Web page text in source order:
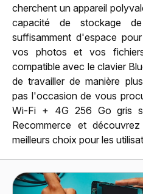
cherchent un appareil
capacité de stockage
suffisamment d'espace
vos photos et vos
compatible avec le clavier
de travailler de manière
pas l'occasion de vous
Wi-Fi + 4G 256 Go gris
Recommerce et
meilleurs choix pour les